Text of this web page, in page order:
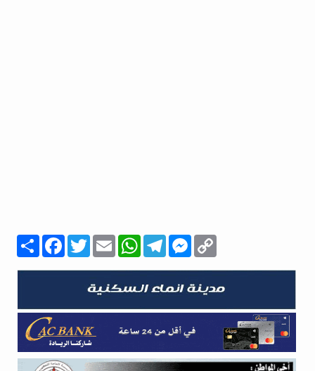
انشر
FacebookTwitterEmail
WhatsAppTelegram
MessengerCopy
Link